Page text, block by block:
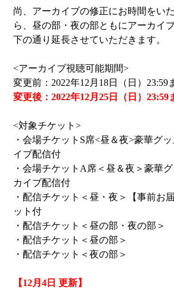
尚、アーカイブの修正にお時間をい
ら、昼の部・夜の部ともにアーカイ
下の通り延長させていただきます。
<アーカイブ視聴可能期間>
変更前：2022年12月18日（日）23:59
変更後：2022年12月25日（日）23:59
<対象チケット>
・会場チケットS席<昼＆夜>豪華グ
イブ配信付
・会場チケットA席＜昼＆夜＞豪華
カイブ配信付
・配信チケット＜昼・夜＞【事前お
ット付
・配信チケット＜昼の部・夜の部＞
・配信チケット＜昼の部＞
・配信チケット＜夜の部＞
【12月4日 更新】